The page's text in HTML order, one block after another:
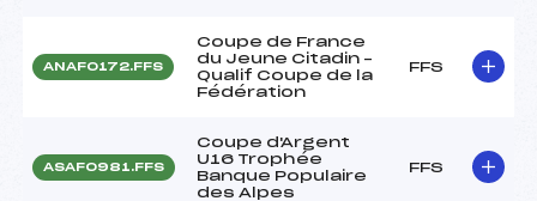
ANAF0172.FFS
Coupe de France
du Jeune Citadin –
Qualif Coupe de la
Fédération
FFS
ASAF0981.FFS
Coupe d'Argent
U16 Trophée
Banque Populaire
des Alpes
FFS